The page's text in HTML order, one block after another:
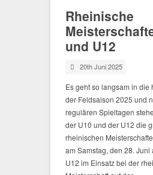
Rheinische
und U12
20th Juni 2025
Es geht so langsam in die
der Feldsaison 2025 und
regulären Spieltagen
der U10 und der U12 die
rheinischen
am Samstag, den 28. Juni
U12 im Einsatz bei der